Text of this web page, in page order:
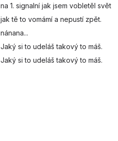
na 1. signalní jak jsem vobletěl svět
jak tě to vomámí a nepustí zpět.
nánana...
Jaký si to udeláš takový to máš.
Jaký si to udeláš takový to máš.